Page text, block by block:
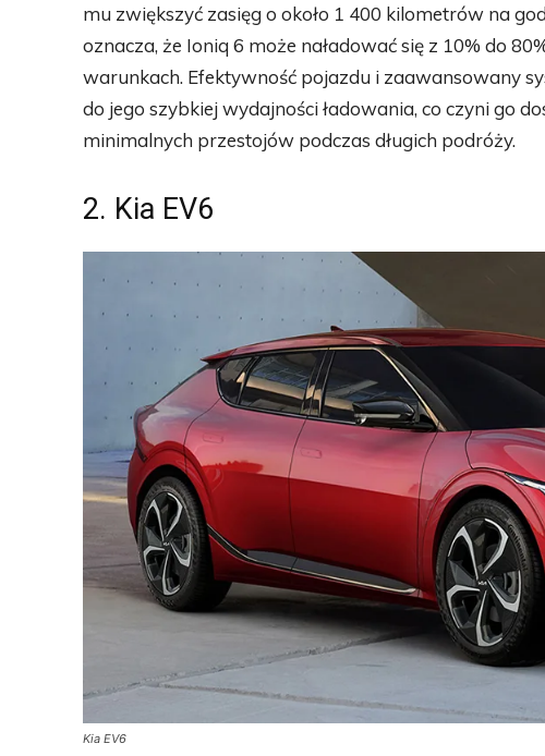
mu zwiększyć zasięg o około 1 400 kilometrów na
oznacza, że Ioniq 6 może naładować się z 10% do
warunkach. Efektywność pojazdu i zaawansowany
do jego szybkiej wydajności ładowania, co czyni go
minimalnych przestojów podczas długich podróży.
2. Kia EV6
Kia EV6